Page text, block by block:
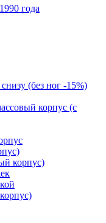
года
(без ног -15%)
корпус (с
корпус)